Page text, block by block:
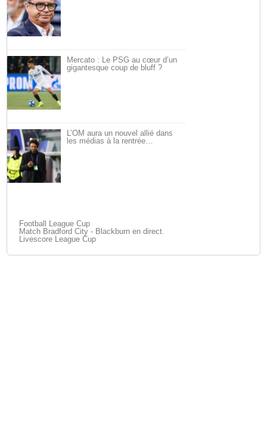
Mercato : Le PSG au cœur d’un
gigantesque coup de bluff ?
L’OM aura un nouvel allié dans
les médias à la rentrée…
Football League Cup
Match Bradford City - Blackburn en direct.
Livescore League Cup